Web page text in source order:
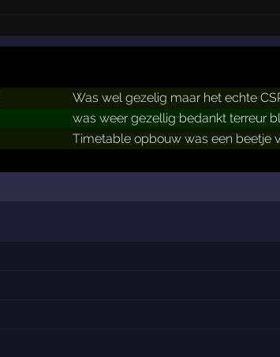
Was wel gezelig maar het echte
was weer gezellig bedankt terreur
Timetable opbouw was een beetje